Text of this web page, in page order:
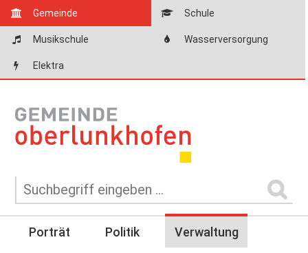
Gemeinde Schule
Musikschule Wasserversorgung
Elektra
Porträt Politik Verwaltung